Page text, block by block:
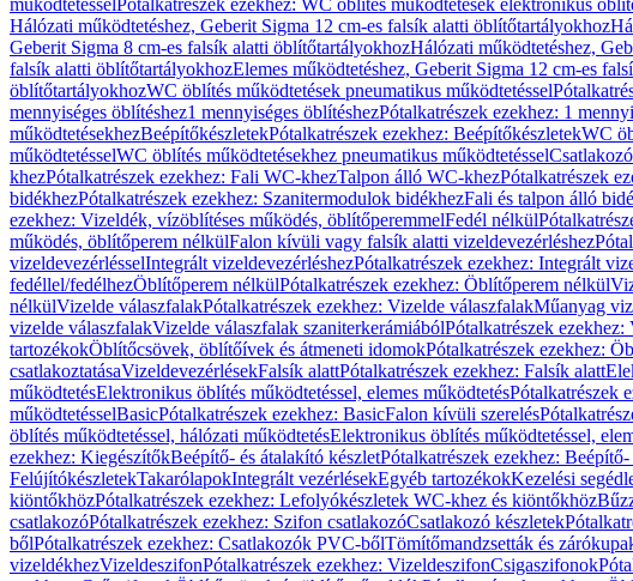
működtetésselPótalkatrészek ezekhez: WC öblítés működtetések elektronikus
Hálózati működtetéshez, Geberit Sigma 12 cm-es falsík alatti öblítőtartályokhoz
Geberit Sigma 8 cm-es falsík alatti öblítőtartályokhozHálózati működtetéshez,
falsík alatti öblítőtartályokhozElemes működtetéshez, Geberit Sigma 12 cm-es
öblítőtartályokhozWC öblítés működtetések pneumatikus működtetéssel
mennyiséges öblítéshez1 mennyiséges öblítéshezPótalkatrészek ezekhez: 1
működtetésekhezBeépítőkészletekPótalkatrészek ezekhez: BeépítőkészletekWC
működtetésselWC öblítés működtetésekhez pneumatikus működtetéssel
khezPótalkatrészek ezekhez: Fali WC-khezTalpon álló WC-khezPótalkatrészek
bidékhezPótalkatrészek ezekhez: Szanitermodulok bidékhezFali és talpon álló
ezekhez: Vizeldék, vízöblítéses működés, öblítőperemmelFedél nélkül
működés, öblítőperem nélkülFalon kívüli vagy falsík alatti vizeldevezérléshez
vizeldevezérlésselIntegrált vizeldevezérléshezPótalkatrészek ezekhez: Integrált
fedéllel/fedélhezÖblítőperem nélkülPótalkatrészek ezekhez: Öblítőperem nélkül
nélkülVizelde válaszfalakPótalkatrészek ezekhez: Vizelde válaszfalakMűanyag
vizelde válaszfalakVizelde válaszfalak szaniterkerámiábólPótalkatrészek
tartozékokÖblítőcsövek, öblítőívek és átmeneti idomokPótalkatrészek ezekhez:
csatlakoztatásaVizeldevezérlésekFalsík alattPótalkatrészek ezekhez: Falsík alatt
működtetésElektronikus öblítés működtetéssel, elemes működtetésPótalkatrészek
működtetésselBasicPótalkatrészek ezekhez: BasicFalon kívüli szerelés
öblítés működtetéssel, hálózati működtetésElektronikus öblítés működtetéssel,
ezekhez: KiegészítőkBeépítő- és átalakító készletPótalkatrészek ezekhez:
FelújítókészletekTakarólapokIntegrált vezérlésekEgyéb tartozékokKezelési
kiöntőkhözPótalkatrészek ezekhez: Lefolyókészletek WC-khez és kiöntőkhöz
csatlakozóPótalkatrészek ezekhez: Szifon csatlakozóCsatlakozó készletek
bőlPótalkatrészek ezekhez: Csatlakozók PVC-bőlTömítőmandzsetták és
vizeldékhezVizeldeszifonPótalkatrészek ezekhez: VizeldeszifonCsigaszifonok